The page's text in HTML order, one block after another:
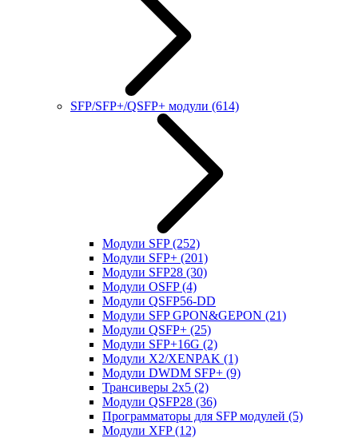
SFP/SFP+/QSFP+ модули (614)
Модули SFP(252)
Модули SFP+ (201)
Модули SFP28 (30)
Модули OSFP(4)
Модули QSFP56-DD
Модули SFP GPON&GEPON (21)
Модули QSFP+ (25)
Модули SFP+16G (2)
Модули X2/XENPAK (1)
Модули DWDM SFP+ (9)
Трансиверы 2x5 (2)
Модули QSFP28 (36)
Программаторы для SFP модулей (5)
Модули XFP(12)